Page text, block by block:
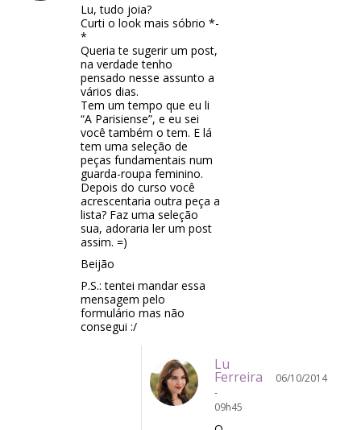
Lu, tudo joia?
Curti o look mais sóbrio *-
*
Queria te sugerir um post,
na verdade tenho
pensado nesse assunto a
vários dias.
Tem um tempo que eu li
“A Parisiense”, e eu sei
você também o tem. E lá
tem uma seleção de
peças fundamentais num
guarda-roupa feminino.
Depois do curso você
acrescentaria outra peça a
lista? Faz uma seleção
sua, adoraria ler um post
assim. =)
Beijão
P.S.: tentei mandar essa
mensagem pelo
formulário mas não
consegui :/
Lu
Ferreira
06/10/2014
-
09h45